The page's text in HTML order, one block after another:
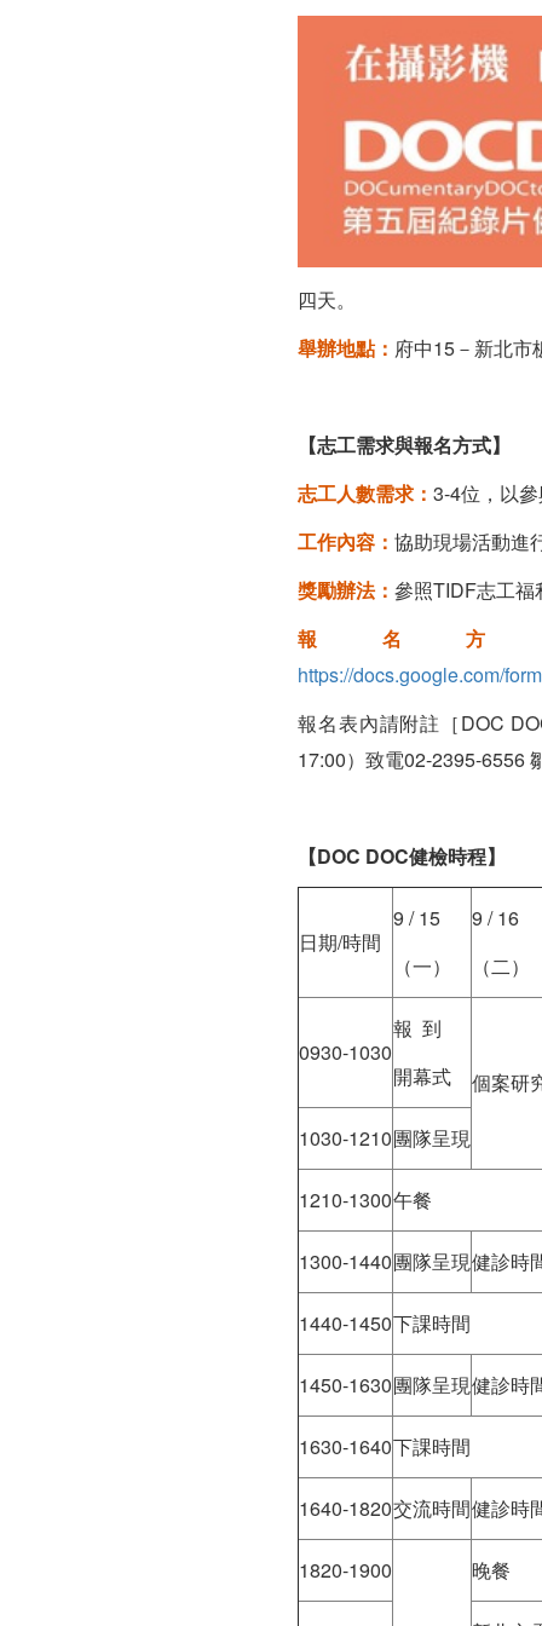
四天。
舉辦地點： 府中15－新北市
【志工需求與報名方式】
志工人數需求： 3-4位，以
工作內容： 協助現場活動進
獎勵辦法： 參照TIDF志工福
報名
https://docs.google.com/
報名表內請附註［DOC
17:00）致電02-2395-6556
【DOC DOC健檢時程】
日期/時間
9 / 15
（一）
9 / 16
（二）
0930-1030
報 到
開幕式
個案研
1030-1210團隊呈現
1210-1300午餐
1300-1440團隊呈現健診時
1440-1450下課時間
1450-1630團隊呈現健診時
1630-1640下課時間
1640-1820交流時間健診時
1820-1900 晚餐